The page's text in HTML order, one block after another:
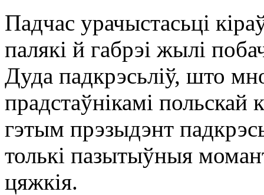
Падчас урачыстасьці
палякі й габрэі жылі
Дуда падкрэсьліў, што
прадстаўнікамі
гэтым прэзыдэнт
толькі пазытыўныя
цяжкія.